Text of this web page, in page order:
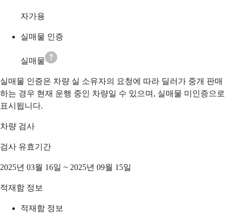
자가용
실매물 인증
실매물
실매물 인증은 차량 실 소유자의 요청에 따라 딜러가 중개 판매
하는 경우 현재 운행 중인 차량일 수 있으며, 실매물 미인증으로
표시됩니다.
차량 검사
검사 유효기간
2025년 03월 16일 ~ 2025년 09월 15일
적재함 정보
적재함 정보